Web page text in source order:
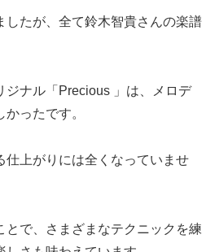
したが、全て鈴木智貴さんの楽譜
ジナル「Precious 」は、メロデ
ったです。
仕上がりには全くなっていませ
とで、さまざまなテクニックを練